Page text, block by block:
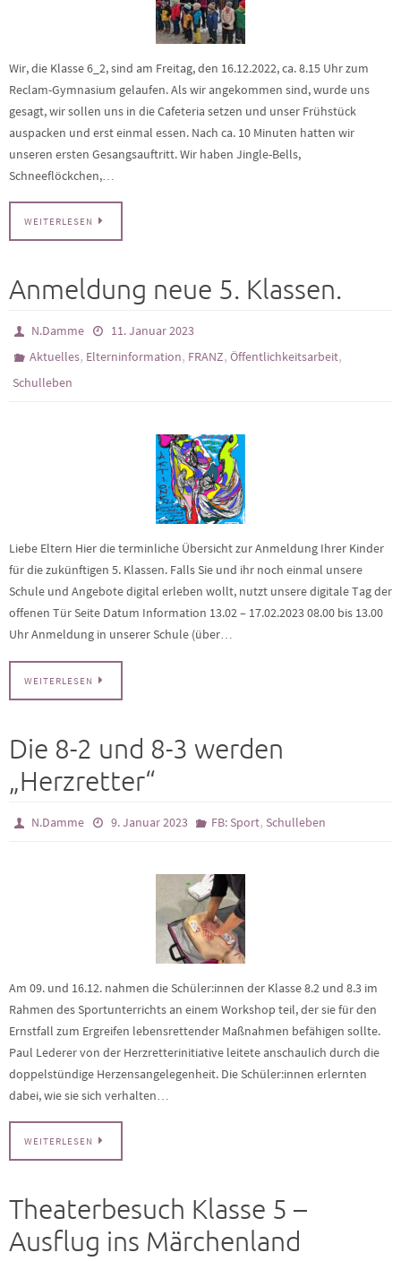
Wir, die Klasse 6_2, sind am Freitag, den 16.12.2022, ca. 8.15 Uhr zum
Reclam-Gymnasium gelaufen. Als wir angekommen sind, wurde uns
gesagt, wir sollen uns in die Cafeteria setzen und unser Frühstück
auspacken und erst einmal essen. Nach ca. 10 Minuten hatten wir
unseren ersten Gesangsauftritt. Wir haben Jingle-Bells,
Schneeflöckchen,…
WEITERLESEN
Anmeldung neue 5. Klassen.
N.Damme
11. Januar 2023
Aktuelles, Elterninformation, FRANZ,Öffentlichkeitsarbeit,
Schulleben
Liebe Eltern Hier die terminliche Übersicht zur Anmeldung Ihrer Kinder
für die zukünftigen 5. Klassen. Falls Sie und ihr noch einmal unsere
Schule und Angebote digital erleben wollt, nutzt unsere digitale Tag der
offenen Tür Seite Datum Information 13.02 – 17.02.2023 08.00 bis 13.00
Uhr Anmeldung in unserer Schule (über…
WEITERLESEN
Die 8-2 und 8-3 werden
„Herzretter“
N.Damme 9. Januar 2023 FB: Sport, Schulleben
Am 09. und 16.12. nahmen die Schüler:innen der Klasse 8.2 und 8.3 im
Rahmen des Sportunterrichts an einem Workshop teil, der sie für den
Ernstfall zum Ergreifen lebensrettender Maßnahmen befähigen sollte.
Paul Lederer von der Herzretterinitiative leitete anschaulich durch die
doppelstündige Herzensangelegenheit. Die Schüler:innen erlernten
dabei, wie sie sich verhalten…
WEITERLESEN
Theaterbesuch Klasse 5 –
Ausflug ins Märchenland